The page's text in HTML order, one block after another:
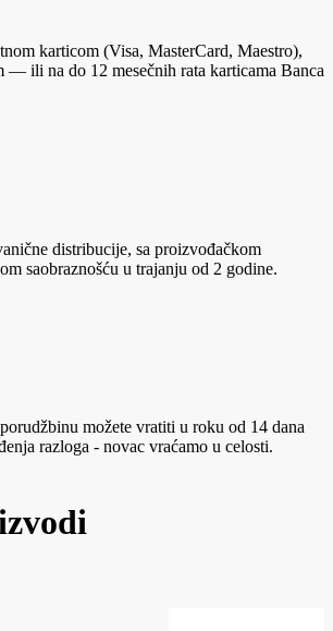
karticom (Visa, MasterCard, Maestro),
— ili na do 12 mesečnih rata karticama Banca
distribucije, sa proizvođačkom
saobraznošću u trajanju od 2 godine.
možete vratiti u roku od 14 dana
razloga - novac vraćamo u celosti.